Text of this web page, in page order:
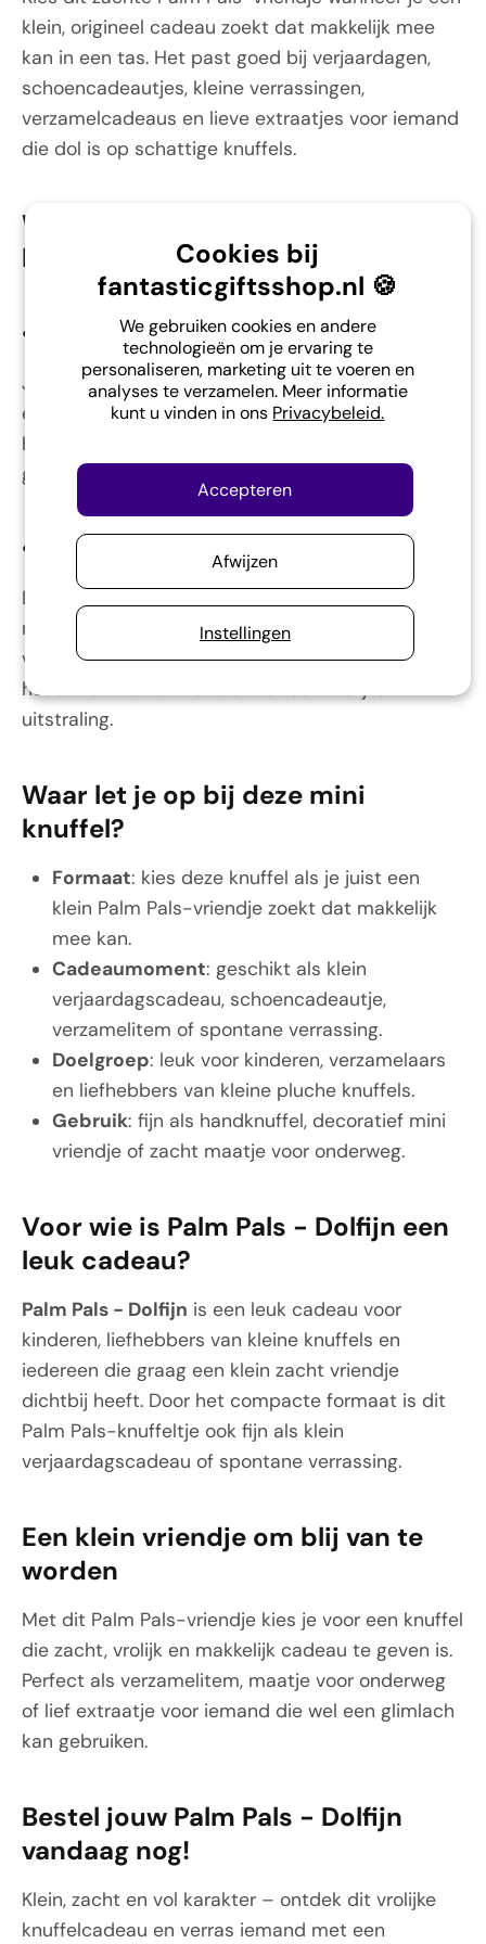
Cookies bij
fantasticgiftsshop.nl 🍪
We gebruiken cookies en andere
technologieën om je ervaring te
personaliseren, marketing uit te voeren en
analyses te verzamelen. Meer informatie
kunt u vinden in ons Privacybeleid.
Instellingen
Accepteren
Afwijzen
klein, origineel cadeau zoekt dat makkelijk mee
kan in een tas. Het past goed bij verjaardagen,
schoencadeautjes, kleine verrassingen,
verzamelcadeaus en lieve extraatjes voor iemand
die dol is op schattige knuffels.
Waarom is dit zachte
knuffelvriendje zo fijn?
• Soms heb je dit probleem:
Je zoekt een klein cadeautje dat zacht, origineel
en persoonlijk voelt. Een grote knuffel is niet altijd
handig, maar een klein knuffelvriendje moet wel
genoeg karakter hebben om echt bijzonder te zijn.
• Dit product helpt je!
Deze Palm Pals is licht, handzaam en makkelijk
mee te nemen. Daardoor is het een fijne keuze
voor kinderen, verzamelaars en iedereen die
houdt van kleine knuffels met een vrolijke
uitstraling.
Waar let je op bij deze mini
knuffel?
Formaat: kies deze knuffel als je juist een
klein Palm Pals-vriendje zoekt dat makkelijk
mee kan.
Cadeaumoment: geschikt als klein
verjaardagscadeau, schoencadeautje,
verzamelitem of spontane verrassing.
Doelgroep: leuk voor kinderen, verzamelaars
en liefhebbers van kleine pluche knuffels.
Gebruik: fijn als handknuffel, decoratief mini
vriendje of zacht maatje voor onderweg.
Voor wie is Palm Pals - Dolfijn een
leuk cadeau?
Palm Pals - Dolfijn is een leuk cadeau voor
kinderen, liefhebbers van kleine knuffels en
iedereen die graag een klein zacht vriendje
dichtbij heeft. Door het compacte formaat is dit
Palm Pals-knuffeltje ook fijn als klein
verjaardagscadeau of spontane verrassing.
Een klein vriendje om blij van te
worden
Met dit Palm Pals-vriendje kies je voor een knuffel
die zacht, vrolijk en makkelijk cadeau te geven is.
Perfect als verzamelitem, maatje voor onderweg
of lief extraatje voor iemand die wel een glimlach
kan gebruiken.
Bestel jouw Palm Pals - Dolfijn
vandaag nog!
Klein, zacht en vol karakter – ontdek dit vrolijke
knuffelcadeau en verras iemand met een